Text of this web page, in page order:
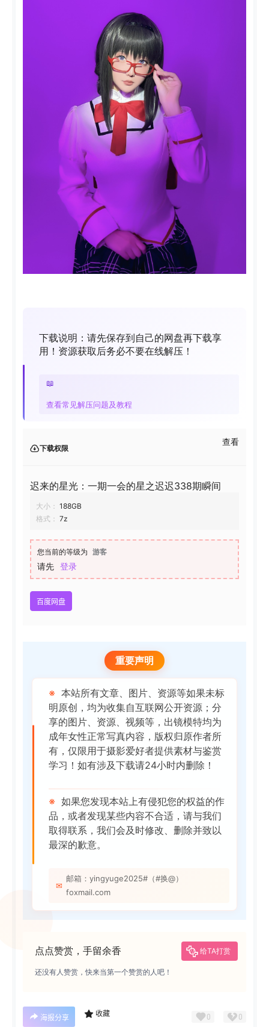
下载说明：请先保存到自己的网盘再下载享
用！资源获取后务必不要在线解压！
📖
查看常见解压问题及教程
下载权限
查看
迟来的星光：一期一会的星之迟迟338期瞬间
大小： 188GB
格式： 7z
您当前的等级为 游客
请先 登录
百度网盘
重要声明
※ 本站所有文章、图片、资源等如果未标
明原创，均为收集自互联网公开资源；分
享的图片、资源、视频等，出镜模特均为
成年女性正常写真内容，版权归原作者所
有，仅限用于摄影爱好者提供素材与鉴赏
学习！如有涉及下载请24小时内删除！
※ 如果您发现本站上有侵犯您的权益的作
品，或者发现某些内容不合适，请与我们
取得联系，我们会及时修改、删除并致以
最深的歉意。
✉
邮箱：yingyuge2025#（#换@）
foxmail.com
点点赞赏，手留余香 给TA打赏
还没有人赞赏，快来当第一个赞赏的人吧！
海报分享 收藏 0 0